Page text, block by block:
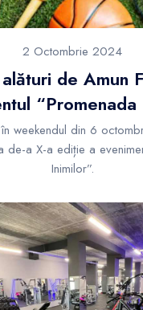
2 Octombrie 2024
de Amun
“Promenada
weekendul din 6
de-a X-a ediție a
Inimilor”.